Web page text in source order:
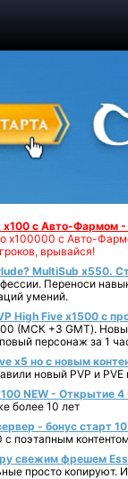
x100 с Авто-Фармом
х100000 с Авто-
врывайся!
MultiSub x550.
Переноси
умений.
High Five x1500 с
(МСК +3 GMT).
персонаж за 1
x5 но с новым
новый PVP и PVE
NEW - Открытие 4
более 10 лет
- бонус старт
поэтапным
свежим фрешем
просто копируют.